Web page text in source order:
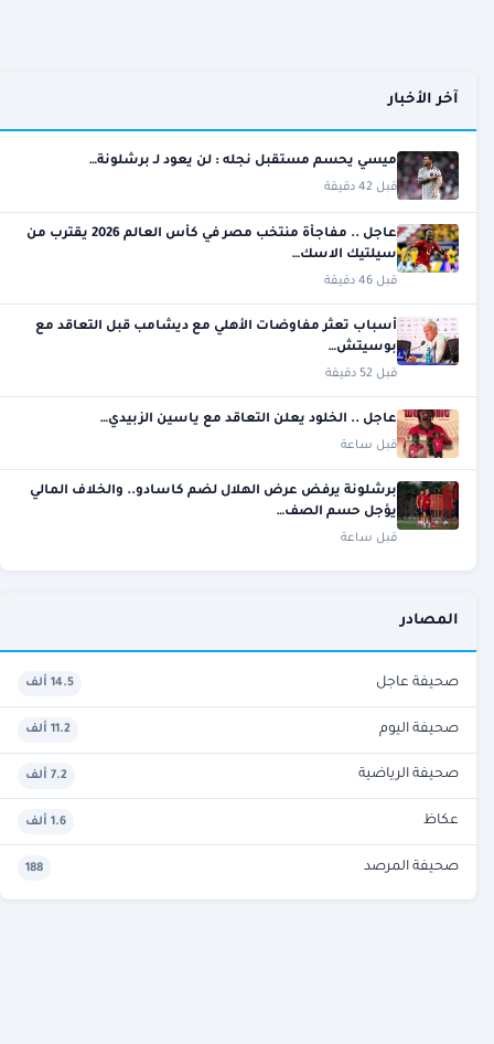
آخر الأخبار
ميسي يحسم مستقبل نجله : لن يعود لـ برشلونة…
قبل 42 دقيقة
عاجل .. مفاجأة منتخب مصر في كأس العالم 2026 يقترب من
سيلتيك الاسك…
قبل 46 دقيقة
أسباب تعثر مفاوضات الأهلي مع ديشامب قبل التعاقد مع
بوسيتش…
قبل 52 دقيقة
عاجل .. الخلود يعلن التعاقد مع ياسين الزبيدي…
قبل ساعة
برشلونة يرفض عرض الهلال لضم كاسادو.. والخلاف المالي
يؤجل حسم الصف…
قبل ساعة
المصادر
صحيفة عاجل 14.5 ألف
صحيفة اليوم 11.2 ألف
صحيفة الرياضية 7.2 ألف
عكاظ 1.6 ألف
صحيفة المرصد 188